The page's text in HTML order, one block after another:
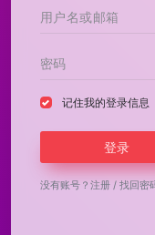
记住我的登录信息
登录
没有账号？ 注册 / 找回密